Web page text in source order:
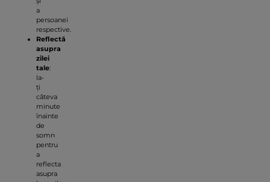
a
persoanei
respective.
Reflectă
asupra
zilei
tale:
Ia-
ți
câteva
minute
înainte
de
somn
pentru
a
reflecta
asupra